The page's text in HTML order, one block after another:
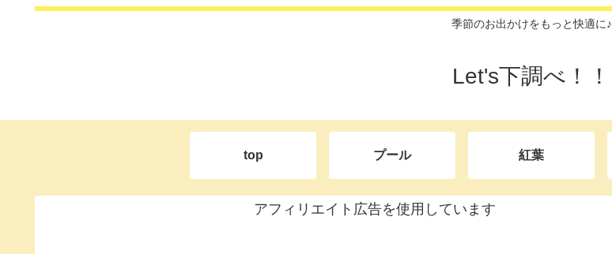
季節のお出かけをもっと快適に♪
Let's下調べ！！
top プール 紅葉
アフィリエイト広告を使用しています